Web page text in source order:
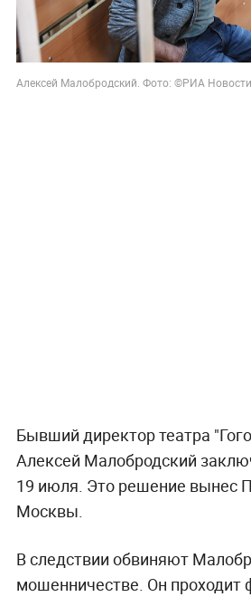
Алексей Малобродский. Фото: ©РИА
Бывший директор театра
Алексей Малобродский
19 июля. Это решение вынес
Москвы.
В следствии обвиняют
мошенничестве. Он проходит